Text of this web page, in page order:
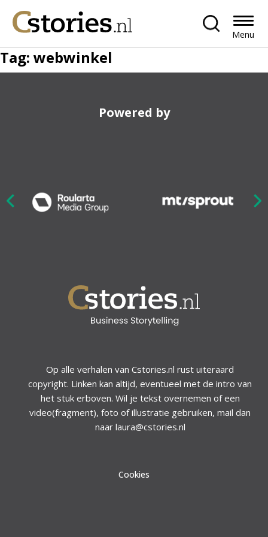
Menu
Tag: webwinkel
Powered by
Op alle verhalen van Cstories.nl rust uiteraard
copyright. Linken kan altijd, eventueel met de intro van
het stuk erboven. Wil je tekst overnemen of een
video(fragment), foto of illustratie gebruiken, mail dan
naar laura@cstories.nl
Cookies